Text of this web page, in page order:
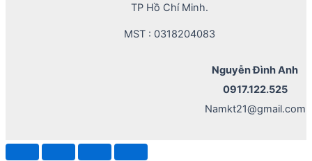
TP Hồ Chí Minh.
MST : 0318204083
Nguyễn Đình Anh
0917.122.525
Namkt21@gmail.com